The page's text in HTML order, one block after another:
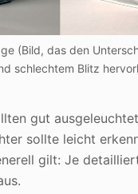
(Bild, das den
schlechtem Blitz
gut
sollte leicht
gilt: Je